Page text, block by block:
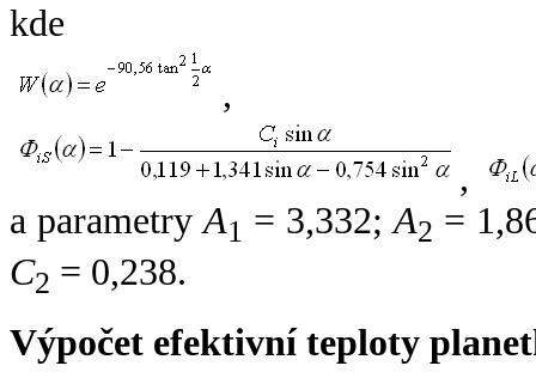
kde
,
,
a parametryA1 = 3,332;A2 =
C2 = 0,238.
Výpočet efektivní teploty